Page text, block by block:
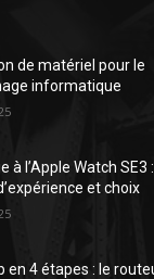
de matériel pour le
informatique
à l’Apple Watch SE3 :
et choix
en 4 étapes : le